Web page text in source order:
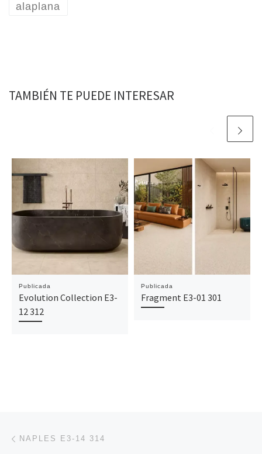
alaplana
TAMBIÉN TE PUEDE INTERESAR
Publicada
Evolution Collection E3-
12 312
Publicada
Fragment E3-01 301
Navegación de entradas
NAPLES E3-14 314